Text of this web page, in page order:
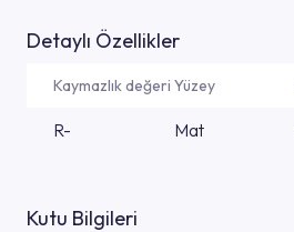
Detaylı Özellikler
Kaymazlık değeri Yüzey
R- Mat
Kutu Bilgileri